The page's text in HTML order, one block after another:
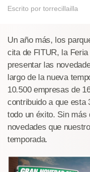
Escrito por torrecillailla
Un año más, los
cita de FITUR, la
presentar las
largo de la nueva
10.500 empresas de
contribuido a que esta
todo un éxito. Sin
novedades que
temporada.